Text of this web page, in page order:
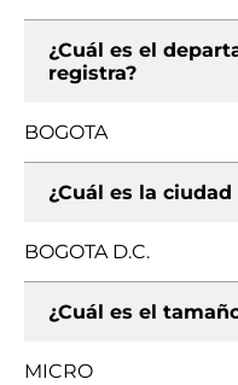
¿Cuál es el
registra?
BOGOTA
¿Cuál es la
BOGOTA D.C.
¿Cuál es el
MICRO